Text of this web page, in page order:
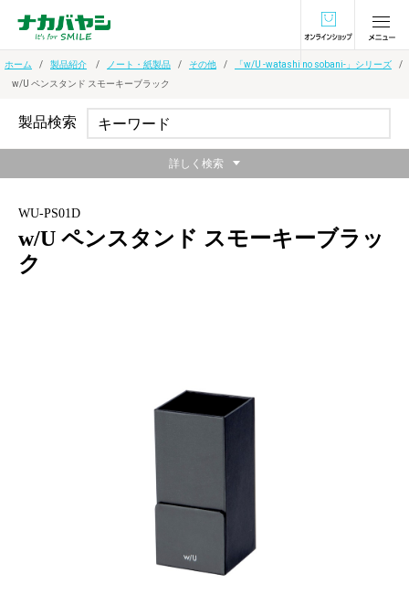
オンラインショ
ホーム 製品紹介 ノート・紙製品 その他
「w/U -watashi no sobani-」シリーズ
w/U ペンスタンド スモーキーブラック
WU-PS01D
w/U ペンスタンド スモーキーブラッ
ク
スマホタブレットスタンド機能付きペンスタンド
製品検索
詳しく検索